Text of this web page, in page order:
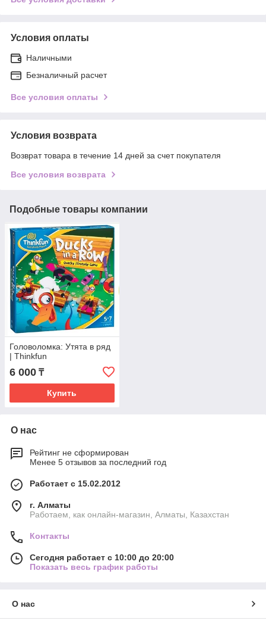
Условия оплаты
Наличными
Безналичный расчет
Все условия оплаты
Условия возврата
Возврат товара в течение 14 дней за счет покупателя
Все условия возврата
Подобные товары компании
Головоломка: Утята в ряд
| Thinkfun
6 000 ₸
Купить
О нас
Рейтинг не сформирован
Менее 5 отзывов за последний год
Работает с 15.02.2012
г. Алматы
Работаем, как онлайн-магазин, Алматы, Казахстан
Контакты
Сегодня работает с 10:00 до 20:00
Показать весь график работы
О нас